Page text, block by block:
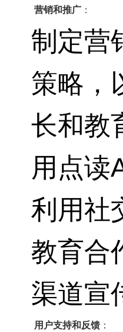
营销和推广：
制定营
策略，
长和教
用点读
利用社
教育合
渠道宣
用户支持和反馈：